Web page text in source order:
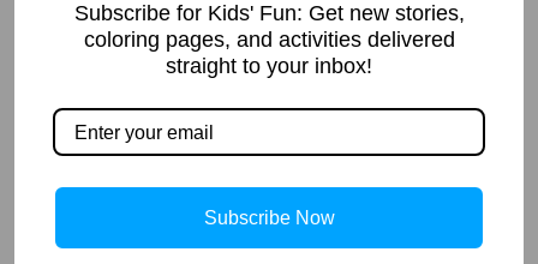
गति
रुचि
वाक्य प्रयोग
आइए अब हम रास्ता और
Read More »
The Ghostly
Story
Read More »
Subscribe for Kids' Fun: Get new stories,
coloring pages, and activities delivered
straight to your inbox!
Subscribe Now